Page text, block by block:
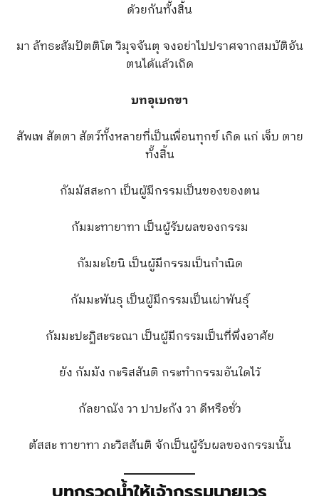
ด้วยกันทั้งสิ้น
มา ลัทธะสัมปัตติโต วิมุจจันตุ จงอย่าไปปราศจากสมบัติอัน
ตนได้แล้วเถิด
บทอุเบกขา
สัพเพ สัตตา สัตว์ทั้งหลายที่เป็นเพื่อนทุกข์ เกิด แก่ เจ็บ ตาย
ทั้งสิ้น
กัมมัสสะกา เป็นผู้มีกรรมเป็นของของตน
กัมมะทายาทา เป็นผู้รับผลของกรรม
กัมมะโยนิ เป็นผู้มีกรรมเป็นกำเนิด
กัมมะพันธุ เป็นผู้มีกรรมเป็นเผ่าพันธุ์
กัมมะปะฏิสะระณา เป็นผู้มีกรรมเป็นที่พึ่งอาศัย
ยัง กัมมัง กะริสสันติ กระทำกรรมอันใดไว้
กัลยาณัง วา ปาปะกัง วา ดีหรือชั่ว
ตัสสะ ทายาทา ภะวิสสันติ จักเป็นผู้รับผลของกรรมนั้น